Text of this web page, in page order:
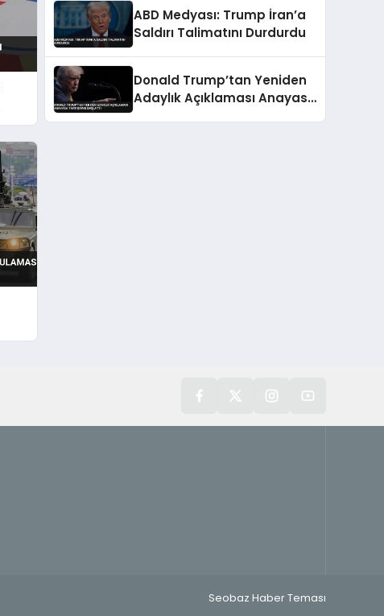
ABD Medyası: Trump İran’a
Saldırı Talimatını Durdurdu
Donald Trump’tan Yeniden
Adaylık Açıklaması Anayasa
Seobaz Haber Teması